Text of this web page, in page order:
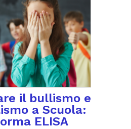
il bullismo e
a Scuola:
ELISA